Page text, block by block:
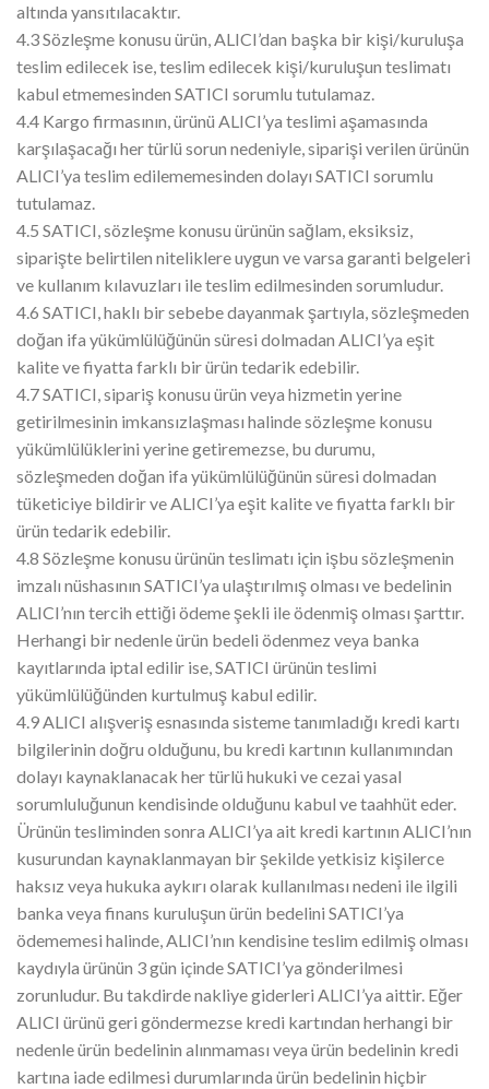
altında yansıtılacaktır.
4.3 Sözleşme konusu ürün, ALICI’dan başka bir kişi/kuruluşa
teslim edilecek ise, teslim edilecek kişi/kuruluşun teslimatı
kabul etmemesinden SATICI sorumlu tutulamaz.
4.4 Kargo firmasının, ürünü ALICI’ya teslimi aşamasında
karşılaşacağı her türlü sorun nedeniyle, siparişi verilen ürünün
ALICI’ya teslim edilememesinden dolayı SATICI sorumlu
tutulamaz.
4.5 SATICI, sözleşme konusu ürünün sağlam, eksiksiz,
siparişte belirtilen niteliklere uygun ve varsa garanti belgeleri
ve kullanım kılavuzları ile teslim edilmesinden sorumludur.
4.6 SATICI, haklı bir sebebe dayanmak şartıyla, sözleşmeden
doğan ifa yükümlülüğünün süresi dolmadan ALICI’ya eşit
kalite ve fiyatta farklı bir ürün tedarik edebilir.
4.7 SATICI, sipariş konusu ürün veya hizmetin yerine
getirilmesinin imkansızlaşması halinde sözleşme konusu
yükümlülüklerini yerine getiremezse, bu durumu,
sözleşmeden doğan ifa yükümlülüğünün süresi dolmadan
tüketiciye bildirir ve ALICI’ya eşit kalite ve fiyatta farklı bir
ürün tedarik edebilir.
4.8 Sözleşme konusu ürünün teslimatı için işbu sözleşmenin
imzalı nüshasının SATICI’ya ulaştırılmış olması ve bedelinin
ALICI’nın tercih ettiği ödeme şekli ile ödenmiş olması şarttır.
Herhangi bir nedenle ürün bedeli ödenmez veya banka
kayıtlarında iptal edilir ise, SATICI ürünün teslimi
yükümlülüğünden kurtulmuş kabul edilir.
4.9 ALICI alışveriş esnasında sisteme tanımladığı kredi kartı
bilgilerinin doğru olduğunu, bu kredi kartının kullanımından
dolayı kaynaklanacak her türlü hukuki ve cezai yasal
sorumluluğunun kendisinde olduğunu kabul ve taahhüt eder.
Ürünün tesliminden sonra ALICI’ya ait kredi kartının ALICI’nın
kusurundan kaynaklanmayan bir şekilde yetkisiz kişilerce
haksız veya hukuka aykırı olarak kullanılması nedeni ile ilgili
banka veya finans kuruluşun ürün bedelini SATICI’ya
ödememesi halinde, ALICI’nın kendisine teslim edilmiş olması
kaydıyla ürünün 3 gün içinde SATICI’ya gönderilmesi
zorunludur. Bu takdirde nakliye giderleri ALICI’ya aittir. Eğer
ALICI ürünü geri göndermezse kredi kartından herhangi bir
nedenle ürün bedelinin alınmaması veya ürün bedelinin kredi
kartına iade edilmesi durumlarında ürün bedelinin hiçbir